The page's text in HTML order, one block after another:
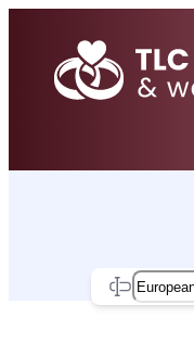
springen
Search